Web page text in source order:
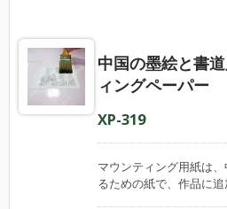
す。 この紙は、さまざ
すために、シートとロ
ージングの両方で提供
中国の墨絵と書
ィングペーパー
XP-319
マウンティング用紙は
るための紙で、作品に追